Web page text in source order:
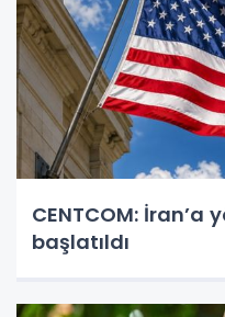
CENTCOM: İran’a
başlatıldı